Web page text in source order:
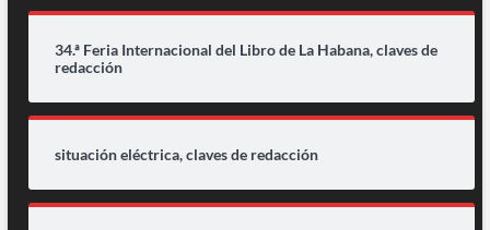
34.ª Feria Internacional del Libro de La Habana, claves de
redacción
situación eléctrica, claves de redacción